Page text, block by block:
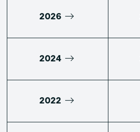
2026
2024
2022